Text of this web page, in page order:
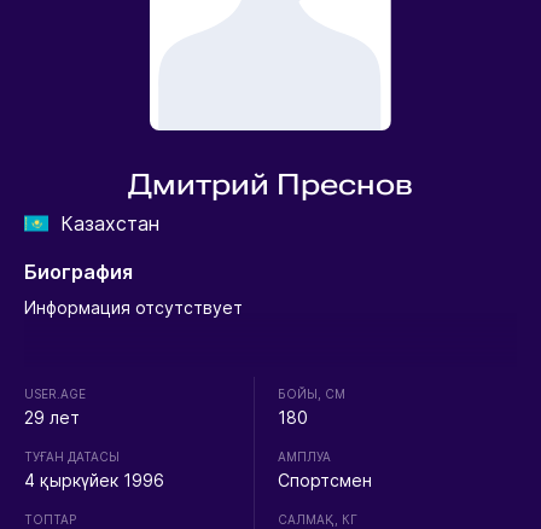
Дмитрий Преснов
Казахстан
Биография
Информация отсутствует
USER.AGE
29 лет
ТУҒАН ДАТАСЫ
4 қыркүйек 1996
ТОПТАР
БОЙЫ, СМ
180
АМПЛУА
Спортсмен
CАЛМАҚ, КГ